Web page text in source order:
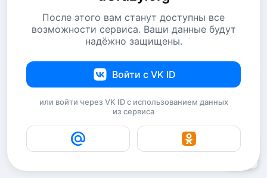
После этого вам станут доступны все
возможности сервиса. Ваши данные будут
надёжно защищены.
Войти с VK ID
или войти через VK ID с использованием данных
из сервиса